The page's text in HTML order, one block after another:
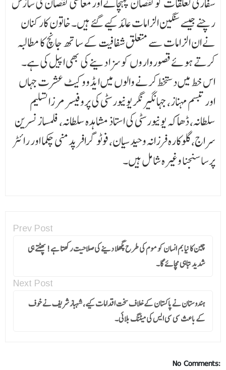
رچنے جیسے سنگین الزامات عائد کیے گئے ہیں۔ خاتون کارکنان
نے ان الزامات سے متعلق شفافیت کے ساتھ جانچ کا مطالبہ
کرتے ہوئے قصورواروں کو سزا دینے کی بھی اپیل کی ہے۔
اس خط میں دستخط کرنے والوں میں ایڈووکیٹ عشرت جہاں
اور تبسم مہناز، جہانگیر نگر یونیورسٹی کی پروفیسر مرزا تسلیم
سلطانہ، ڈھاکہ یونیورسٹی کی استاذ مشاہدہ سلطانہ، فلمساز نسرین
سراج، گلوکارہ فرزانہ وحید سیان، فوٹوگرافر پدمنی چکما اور رائٹر
پرسا سنجنا وغیرہ شامل ہیں۔
Prev Post
چین کا نیا بم انسان کو موم کی طرح پگھلا دینے کی صلاحیت رکھتا ہے! پھٹتے ہی
شدید تباہی مچائے گا۔
Next Post
ہندوستان نے پاکستان کے خلاف سخت اقدامات کیے، شہباز شریف نے خوف
کے باعث سی سی ایس کی میٹنگ بلائی۔
No Comments: